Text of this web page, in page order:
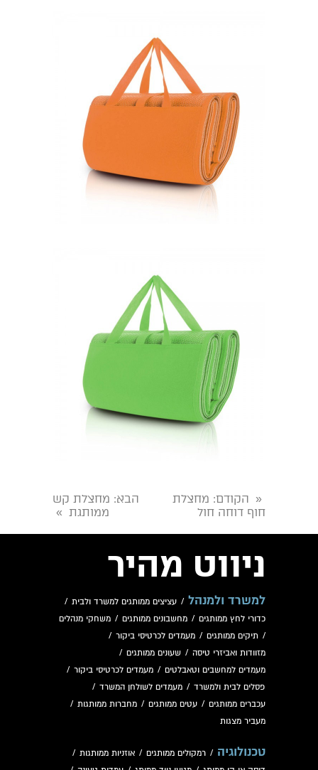
« הקודם: מחצלת
חוף דוחה חול
הבא: מחצלת קש
ממותגת »
ניווט מהיר
למשרד ולמנהל / עציצים ממותגים למשרד ולבית /
כדורי לחץ ממותגים / מחשבונים ממותגים / משחקי מנהלים
/ תיקים ממותגים / מעמדים לכרטיסי ביקור /
מזוודות ואביזרי טיסה / שעונים ממותגים /
מעמדים למחשבים וטאבלטים / מעמדים לכרטיסי ביקור /
פסלים לבית ולמשרד / מעמדים לשולחן המשרד /
עכברים ממותגים / עטים ממותגים / מחברות ממותגות /
מעביר מצגות
טכנולוגיה / רמקולים ממותגים / אוזניות ממותגות /